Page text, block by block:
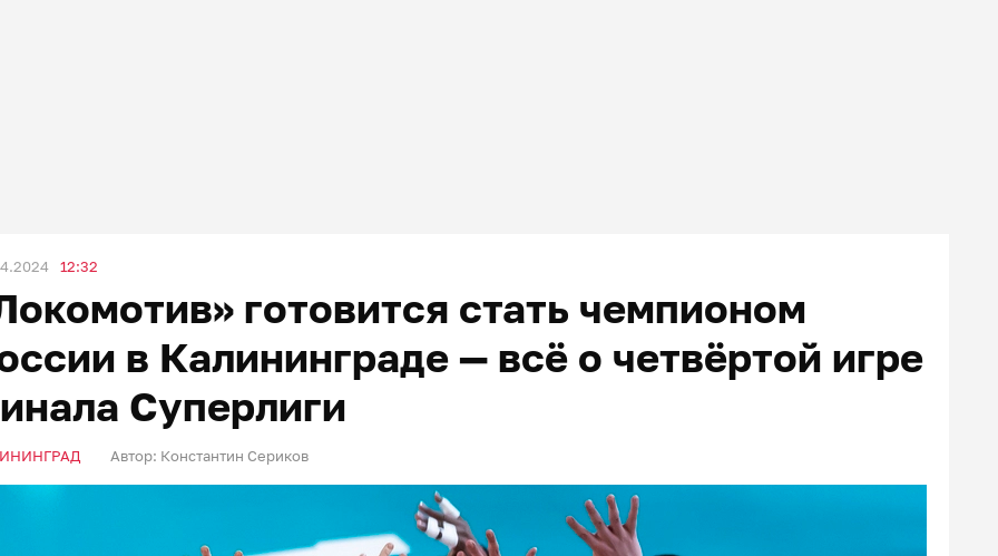
12:32
готовится стать чемпионом
в Калининграде — всё о четвёртой игре
Суперлиги
Автор: Константин Сериков